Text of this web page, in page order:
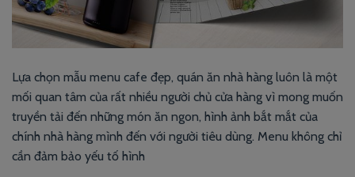
Lựa chọn mẫu menu cafe đẹp, quán ăn nhà hàng luôn là một
mối quan tâm của rất nhiều người chủ cửa hàng vì mong muốn
truyền tải đến những món ăn ngon, hình ảnh bắt mắt của
chính nhà hàng mình đến với người tiêu dùng. Menu không chỉ
cần đảm bảo yếu tố hình